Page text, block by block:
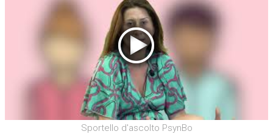
Sportello d'ascolto PsynBo